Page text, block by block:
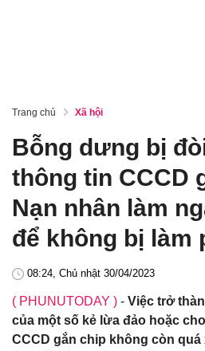
Trang chủ Xã hội
Bỗng dưng bị
thông tin CCCD
Nạn nhân làm
để không bị làm
08:24, Chủ nhật 30/04/2023
( PHUNUTODAY ) - Việc trở
của một số kẻ lừa đảo hoặc
CCCD gắn chip không còn